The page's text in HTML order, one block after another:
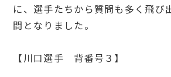
に、選手たちから質問も多く飛び
間となりました。
【川口選手 背番号３】